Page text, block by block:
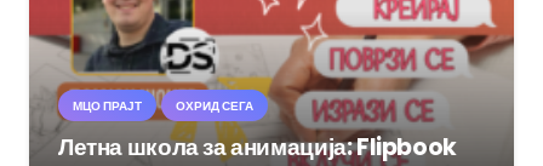
МЦО ПРАЈТ ОХРИД СЕГА
Летна школа за анимација: Flipbook